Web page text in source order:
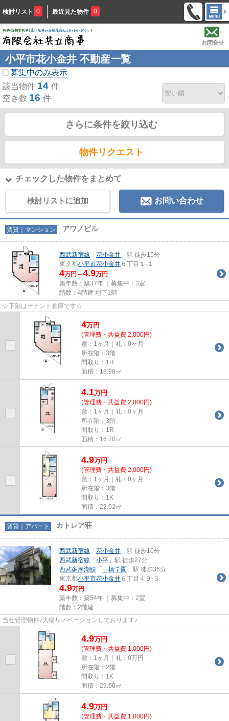
検討リスト 0 最近見た物件 0
お問合せ
小平市花小金井 不動産一覧
募集中のみ表示
該当物件 14 件
空き数 16 件
さらに条件を絞り込む
物件リクエスト
チェックした物件をまとめて
検討リストに追加 お問い合わせ
賃貸｜マンション アワノビル
西武新宿線 「 花小金井 」駅 徒歩15分
東京都小平市花小金井 ６丁目１-１
4万円～4.9万円
築年数：築37年 ｜募集中： 3室
階数：4階建 地下1階
☆下階はテナント倉庫です☆
4万円
(管理費・共益費 2,000円)
敷：1ヶ月｜礼：0ヶ月
所在階：3階
間取り：1R
面積：18.98㎡
4.1万円
(管理費・共益費 2,000円)
敷：1ヶ月｜礼：0ヶ月
所在階：3階
間取り：1R
面積：16.70㎡
4.9万円
(管理費・共益費 2,000円)
敷：1ヶ月｜礼：0ヶ月
所在階：3階
間取り：1K
面積：22.02㎡
賃貸｜アパート カトレア荘
西武新宿線 「 花小金井 」駅 徒歩10分
西武新宿線 「 小平 」駅 徒歩27分
西武多摩湖線 「 一橋学園 」駅 徒歩36分
東京都小平市花小金井 ６丁目４９-３
4.9万円
築年数：築54年 ｜募集中： 2室
階数：2階建
当社管理物件♪大幅リノベーションしております♪
4.9万円
(管理費・共益費 1,000円)
敷：1ヶ月｜礼：0万円
所在階：2階
間取り：1K
面積：29.60㎡
4.9万円
(管理費・共益費 1,000円)